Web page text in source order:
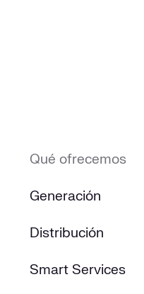
Qué ofrecemos
Generación
Distribución
Smart Services